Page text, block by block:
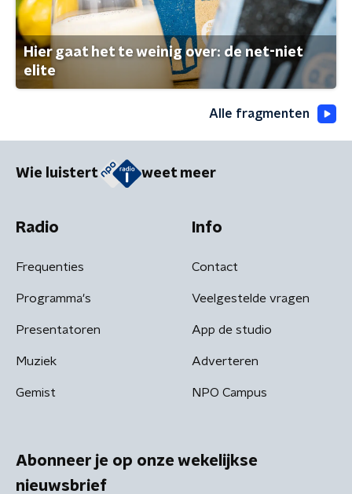
Hier gaat het te weinig over: de net-niet
elite
Alle fragmenten
Wie luistert weet meer
Radio
Frequenties
Programma's
Presentatoren
Muziek
Gemist
Info
Contact
Veelgestelde vragen
App de studio
Adverteren
NPO Campus
Abonneer je op onze wekelijkse
nieuwsbrief